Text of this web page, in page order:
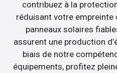
contribuez à la
réduisant votre empreinte
panneaux solaires
assurent une production
biais de notre
équipements, profitez